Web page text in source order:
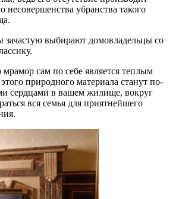
несовершенства убранства такого
выбирают домовладельцы со
сам по себе является теплым
природного материала станут по-
сердцами в вашем жилище, вокруг
вся семья для приятнейшего